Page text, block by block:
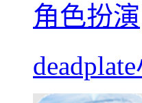
角色扮演